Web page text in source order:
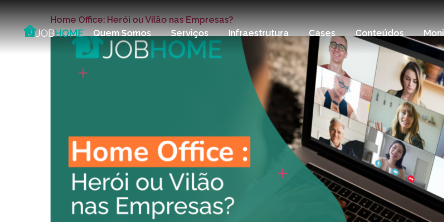
Quem Somos Serviços Infraestrutura Cases Conteúdos
Home Office: Herói ou Vilão nas Empresas?